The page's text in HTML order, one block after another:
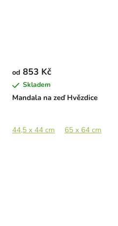
58 x 60 cm 85 x 89 cm
Mandala na zeď Hvězdice
od 853 Kč
Skladem
44,5 x 44 cm 65 x 64 cm